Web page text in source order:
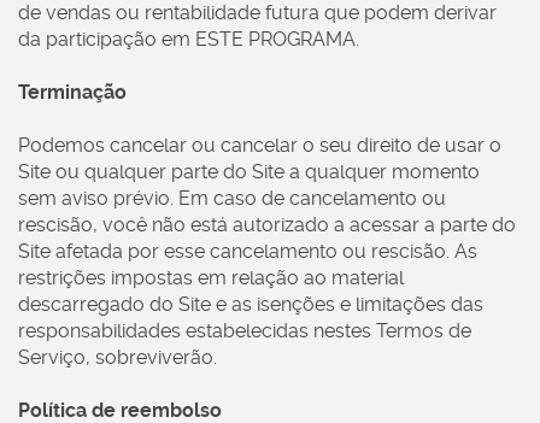
de vendas ou rentabilidade futura que podem derivar
da participação em ESTE PROGRAMA.
Terminação
Podemos cancelar ou cancelar o seu direito de usar o
Site ou qualquer parte do Site a qualquer momento
sem aviso prévio. Em caso de cancelamento ou
rescisão, você não está autorizado a acessar a parte do
Site afetada por esse cancelamento ou rescisão. As
restrições impostas em relação ao material
descarregado do Site e as isenções e limitações das
responsabilidades estabelecidas nestes Termos de
Serviço, sobreviverão.
Política de reembolso